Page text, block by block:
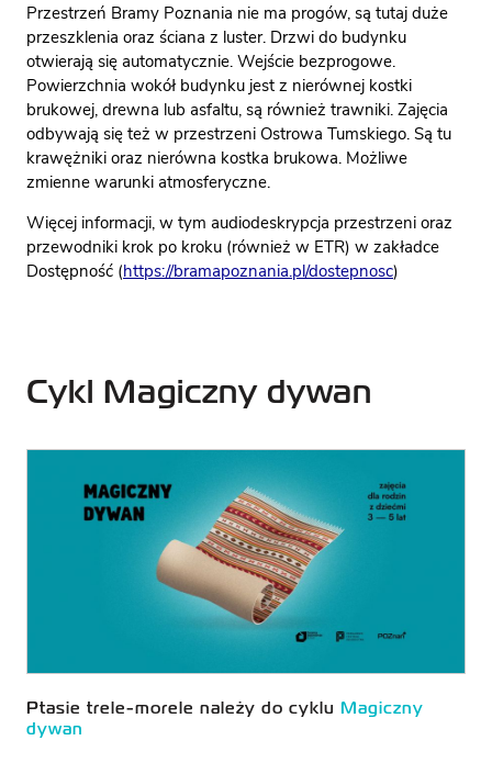
Przestrzeń Bramy Poznania nie ma progów, są tutaj duże
przeszklenia oraz ściana z luster. Drzwi do budynku
otwierają się automatycznie. Wejście bezprogowe.
Powierzchnia wokół budynku jest z nierównej kostki
brukowej, drewna lub asfaltu, są również trawniki. Zajęcia
odbywają się też w przestrzeni Ostrowa Tumskiego. Są tu
krawężniki oraz nierówna kostka brukowa. Możliwe
zmienne warunki atmosferyczne.
Więcej informacji, w tym audiodeskrypcja przestrzeni oraz
przewodniki krok po kroku (również w ETR) w zakładce
Dostępność (https://bramapoznania.pl/dostepnosc)
Cykl Magiczny dywan
Ptasie trele-morele należy do cyklu
Magiczny
dywan